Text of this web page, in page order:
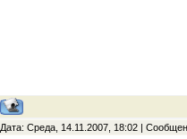
Дата: Среда, 14.11.2007, 18:02 |